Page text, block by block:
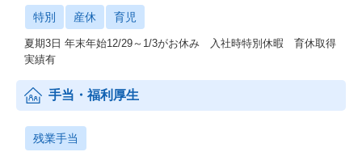
特別 産休 育児
夏期3日 年末年始12/29～1/3がお休み 入社時特別休暇 育休取得
実績有
手当・福利厚生
残業手当